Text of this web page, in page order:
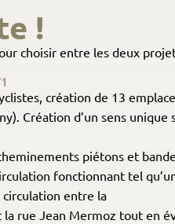
!
choisir entre les deux
création de 13
Création d’un sens
piétons et
fonctionnant tel
entre la
la rue Jean Mermoz tout en